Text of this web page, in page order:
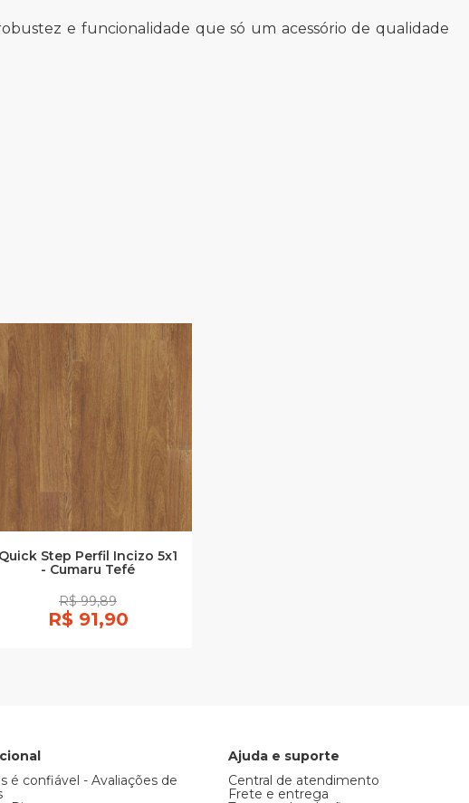
e funcionalidade que só um acessório de qualidade
Quick Step Perfil Incizo 5x1
- Cumaru Tefé
R$ 99,89
R$ 91,90
é confiável - Avaliações de
Ajuda e suporte
Central de atendimento
Frete e entrega